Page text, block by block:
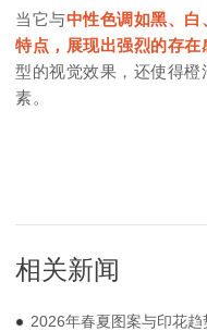
当它与中性色调如黑、
特点，展现出强烈的存在
型的视觉效果，还使得
素。
相关新闻
2026年春夏图案与印花趋势